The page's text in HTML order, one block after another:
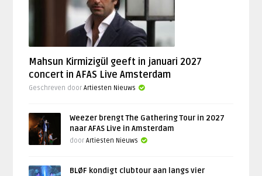
Mahsun Kirmizigül geeft in januari 2027
concert in AFAS Live Amsterdam
Geschreven doorArtiesten Nieuws
Weezer brengt The Gathering Tour in 2027
naar AFAS Live in Amsterdam
doorArtiesten Nieuws
BLØF kondigt clubtour aan langs vier